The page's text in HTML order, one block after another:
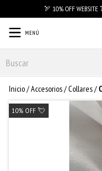
🏹 10% OFF
MENÚ
Inicio/Accesorios/ Collares/
10% OFF 💘